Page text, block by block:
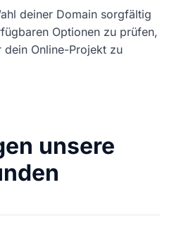
deiner Domain sorgfältig
Optionen zu prüfen,
Online-Projekt zu
unsere